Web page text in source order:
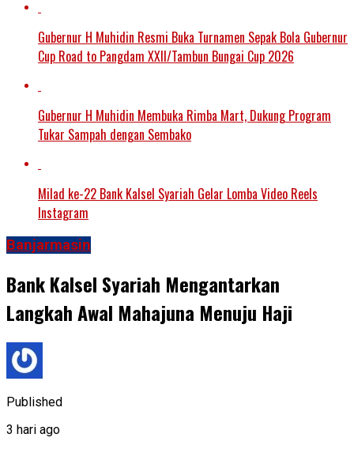
Gubernur H Muhidin Resmi Buka Turnamen Sepak Bola Gubernur
Cup Road to Pangdam XXII/Tambun Bungai Cup 2026
Gubernur H Muhidin Membuka Rimba Mart, Dukung Program
Tukar Sampah dengan Sembako
Milad ke-22 Bank Kalsel Syariah Gelar Lomba Video Reels
Instagram
Banjarmasin
Bank Kalsel Syariah Mengantarkan
Langkah Awal Mahajuna Menuju Haji
Published
3 hari ago